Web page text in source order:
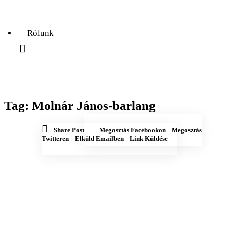
Rólunk
Tag: Molnár János-barlang
Share Post Megosztás Facebookon
Megosztás FacebookonMegosztás
Twitteren
Megosztás
Twitteren Elküld emailben
Elküld Emailben Copy URL to clipboard
Link Küldése